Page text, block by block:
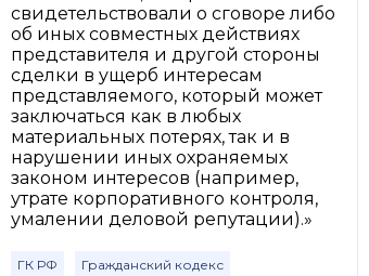
свидетельствовали о сговоре либо
об иных совместных действиях
представителя и другой стороны
сделки в ущерб интересам
представляемого, который может
заключаться как в любых
материальных потерях, так и в
нарушении иных охраняемых
законом интересов (например,
утрате корпоративного контроля,
умалении деловой репутации).»
ГК РФ Гражданский кодекс